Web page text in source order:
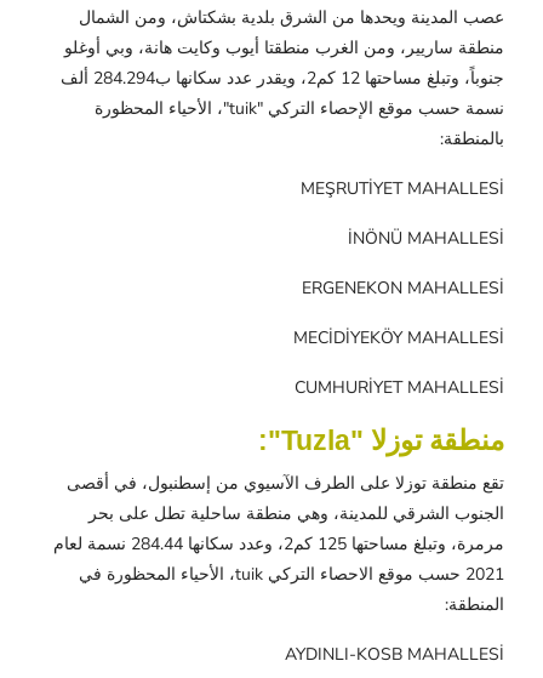
عصب المدينة ويحدها من الشرق بلدية بشكتاش، ومن الشمال
منطقة ساريير، ومن الغرب منطقتا أيوب وكايت هانة، وبي أوغلو
جنوباً، وتبلغ مساحتها 12 كم2، ويقدر عدد سكانها ب284.294 ألف
نسمة حسب موقع الإحصاء التركي "tuik"، الأحياء المحظورة
بالمنطقة:
MEŞRUTİYET MAHALLESİ
İNÖNÜ MAHALLESİ
ERGENEKON MAHALLESİ
MECİDİYEKÖY MAHALLESİ
CUMHURİYET MAHALLESİ
منطقة توزلا "Tuzla":
تقع منطقة توزلا على الطرف الآسيوي من إسطنبول، في أقصى
الجنوب الشرقي للمدينة، وهي منطقة ساحلية تطل على بحر
مرمرة، وتبلغ مساحتها 125 كم2، وعدد سكانها 284.44 نسمة لعام
2021 حسب موقع الاحصاء التركي tuik، الأحياء المحظورة في
المنطقة:
AYDINLI-KOSB MAHALLESİ